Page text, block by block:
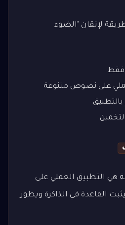
لإتقان "الضوء
فقط
على نصوص متنوعة
بالتطبيق
هي التطبيق العملي على
القاعدة في الذاكرة ويطور